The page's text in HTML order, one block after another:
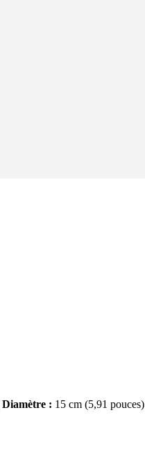
Diamètre : 15 cm (5,91 pouces)